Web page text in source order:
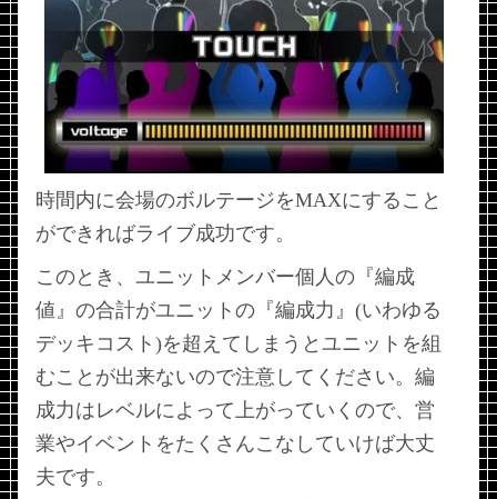
時間内に会場のボルテージをMAXにすること
ができればライブ成功です。
このとき、ユニットメンバー個人の『編成
値』の合計がユニットの『編成力』(いわゆる
デッキコスト)を超えてしまうとユニットを組
むことが出来ないので注意してください。編
成力はレベルによって上がっていくので、営
業やイベントをたくさんこなしていけば大丈
夫です。